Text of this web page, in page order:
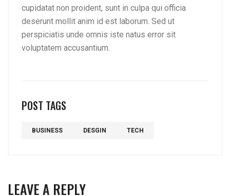
cupidatat non proident, sunt in culpa qui officia
deserunt mollit anim id est laborum. Sed ut
perspiciatis unde omnis iste natus error sit
voluptatem accusantium.
POST TAGS
BUSINESS DESGIN TECH
LEAVE A REPLY